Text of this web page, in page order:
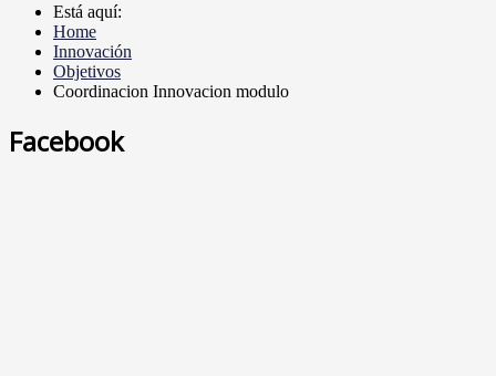
Está aquí:
Home
Innovación
Objetivos
Coordinacion Innovacion modulo
Facebook